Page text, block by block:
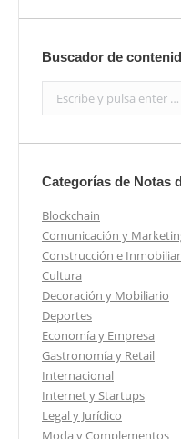
Buscador de
Categorías de Notas
Blockchain
Comunicación y
Construcción e
Cultura
Decoración y Mobiliario
Deportes
Economía y Empresa
Gastronomía y Retail
Internacional
Internet y Startups
Legal y Jurídico
Moda y Complementos